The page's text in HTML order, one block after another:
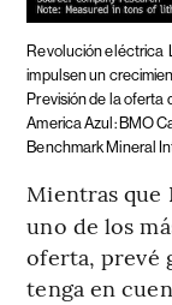
Revolución eléctrica
impulsen un
Previsión de la oferta
America Azul: BMO
Benchmark Mineral
Mientras que
uno de los
oferta, prevé
tenga en